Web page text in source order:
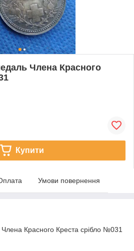
Члена Красного
Купити
Умови повернення
Красного Креста срібло №031